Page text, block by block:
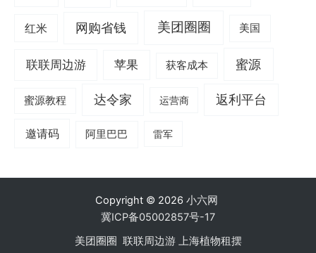
红米 网购省钱 美团圈圈 美国
联联周边游 苹果 获客成本 蜜源
蜜源教程 达令家 运营商 返利平台
邀请码 阿里巴巴 雷军
Copyright © 2026 小六网
冀ICP备05002857号-17
美团圈圈 联联周边游 上海植物租摆